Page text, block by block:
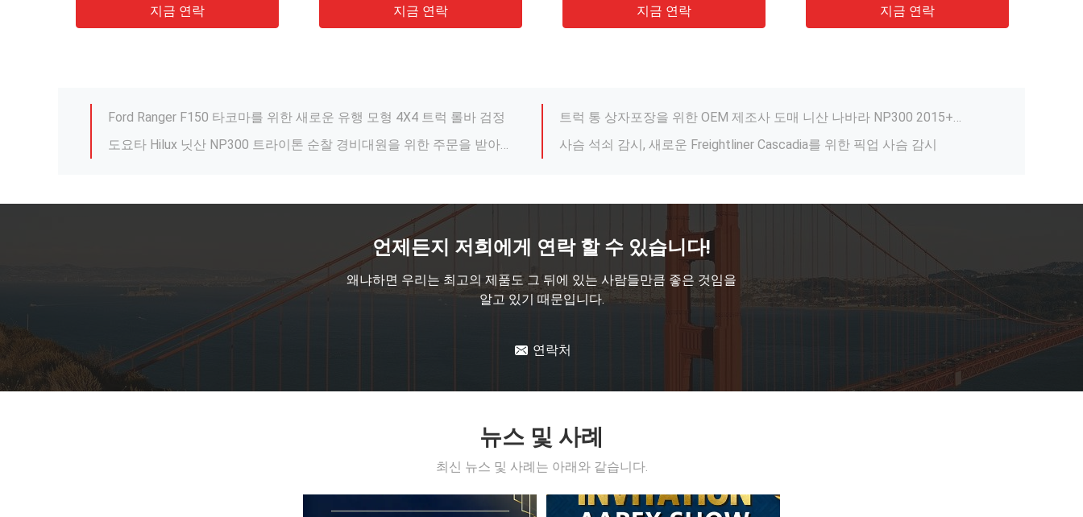
지금 연락
스테인리스 뒤 범퍼 감시 Pajero 2015+를 위한 100%년 비품 디자인
볼보 VNL를 위한 최고 반 급료 트럭 사슴 감시 304 스테인리스 물자
Kenworth T660를 위한 트럭 본체 부품 트럭 사슴 감시 100% 시험된 내구재
Freightliner Cascadia를 위한 미국 트럭 본체 부품 스테인리스 석쇠 감시
트럭 사슴은 볼보 VNL를 위한 트럭 본체 부품 37.8kg 무게를 감시합니다
볼보 프킨들 사슴 가드 표준 / 주문 제작된 몸집 빠른 배달 시간
Dongsui는 스테인리스 4X4 픽업 롤바 표준의/주문을 받아서 만들어진 포장을 도매합니다
Dongsui OEM 4X4 차 부속품은 지프를 위한 흙받기를 모든 차 모형 나릅니다
트럭, 4X4 정면 석쇠 정상 급료를 위한 Chevrolet Silevrado 주문 석쇠
스테인리스 뒤 범퍼 감시 Pajero 2015+를 위한 100%년 비품 디자인
토요타 힐럭스 비고 레보 니산 나바라 NP300 D40 D22를 위한 루프 랙 스포츠 롤 바와 OEM 팩토리 아웃렛 트럭 롤 바
언제든지 저희에게 연락 할 수 있습니다!
왜냐하면 우리는 최고의 제품도 그 뒤에 있는 사람들만큼 좋은 것임을
알고 있기 때문입니다.
연락처
뉴스 및 사례
최신 뉴스 및 사례는 아래와 같습니다.